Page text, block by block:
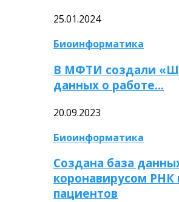
25.01.2024
Биоинформатика
В МФТИ создали
данных о работе…
20.09.2023
Биоинформатика
Создана база
коронавирусом РНК
пациентов